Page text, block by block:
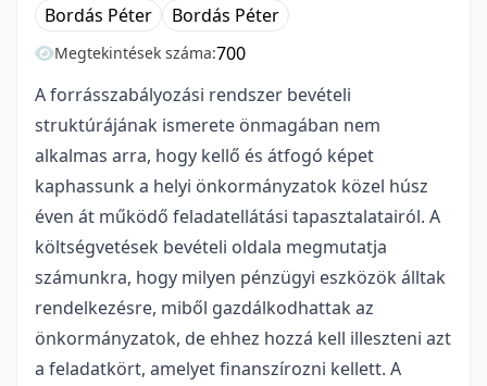
Bordás Péter Bordás Péter
Megtekintések száma:700
A forrásszabályozási rendszer bevételi
struktúrájának ismerete önmagában nem
alkalmas arra, hogy kellő és átfogó képet
kaphassunk a helyi önkormányzatok közel húsz
éven át működő feladatellátási tapasztalatairól. A
költségvetések bevételi oldala megmutatja
számunkra, hogy milyen pénzügyi eszközök álltak
rendelkezésre, miből gazdálkodhattak az
önkormányzatok, de ehhez hozzá kell illeszteni azt
a feladatkört, amelyet finanszírozni kellett. A